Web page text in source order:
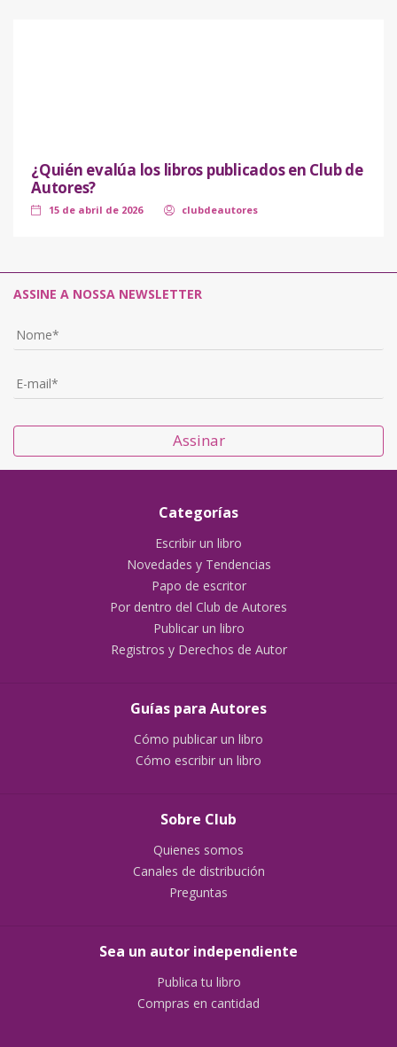
¿Quién evalúa los libros publicados en Club de
Autores?
15 de abril de 2026 clubdeautores
ASSINE A NOSSA NEWSLETTER
Assinar
Categorías
Escribir un libro
Novedades y Tendencias
Papo de escritor
Por dentro del Club de Autores
Publicar un libro
Registros y Derechos de Autor
Guías para Autores
Cómo publicar un libro
Cómo escribir un libro
Sobre Club
Quienes somos
Canales de distribución
Preguntas
Sea un autor independiente
Publica tu libro
Compras en cantidad